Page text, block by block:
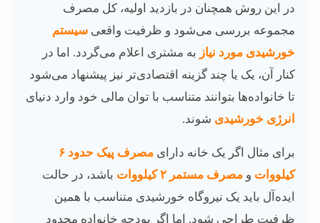
در این روش همچنان در بازدید اولیه، کل مصرف
مجموعه بررسی می‌شود و ظرفیت واقعی سیستم
خورشیدی مورد نیاز به مشتری اعلام می‌گردد. اما در
کنار آن، یک یا چند گزینه اقتصادی‌تر نیز پیشنهاد می‌شود
تا خانواده‌ها بتوانند متناسب با توان مالی خود وارد دنیای
انرژی خورشیدی شوند.
برای مثال اگر یک خانه دارای
مصرف پیک حدود ۶
کیلووات و مصرف مستمر ۲ کیلووات
باشد، در حالت
ایده‌آل باید یک نیروگاه خورشیدی متناسب با همین
ظرفیت طراحی شود. اما اگر بودجه خانواده محدود